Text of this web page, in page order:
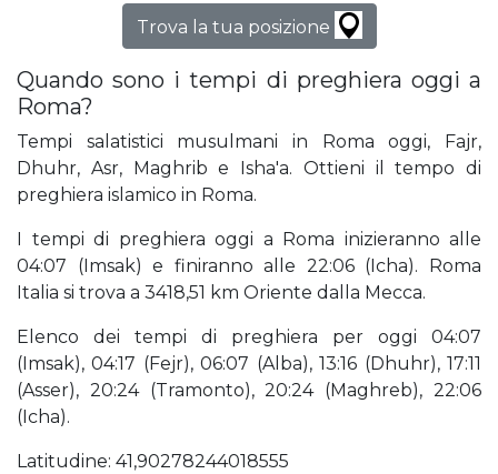
Trova la tua posizione
Quando sono i tempi di preghiera oggi a
Roma?
Tempi salatistici musulmani in Roma oggi, Fajr,
Dhuhr, Asr, Maghrib e Isha'a. Ottieni il tempo di
preghiera islamico in Roma.
I tempi di preghiera oggi a Roma inizieranno alle
04:07 (Imsak) e finiranno alle 22:06 (Icha). Roma
Italia si trova a 3418,51 km Oriente dalla Mecca.
Elenco dei tempi di preghiera per oggi 04:07
(Imsak), 04:17 (Fejr), 06:07 (Alba), 13:16 (Dhuhr), 17:11
(Asser), 20:24 (Tramonto), 20:24 (Maghreb), 22:06
(Icha).
Latitudine: 41,90278244018555